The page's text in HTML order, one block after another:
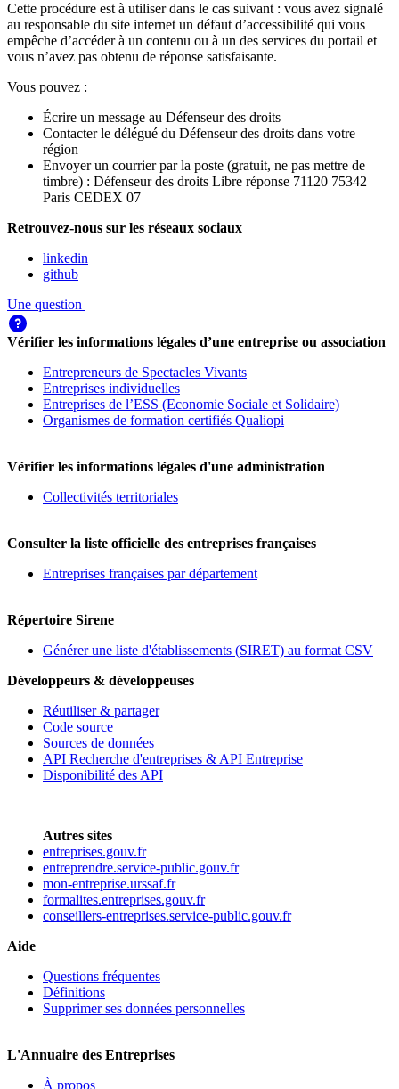
Cette procédure est à utiliser dans le cas suivant : vous avez signalé
au responsable du site internet un défaut d’accessibilité qui vous
empêche d’accéder à un contenu ou à un des services du portail et
vous n’avez pas obtenu de réponse satisfaisante.
Vous pouvez :
Écrire un message au Défenseur des droits
Contacter le délégué du Défenseur des droits dans votre
région
Envoyer un courrier par la poste (gratuit, ne pas mettre de
timbre) : Défenseur des droits Libre réponse 71120 75342
Paris CEDEX 07
Retrouvez-nous sur les réseaux sociaux
linkedin
github
Une question
Vérifier les informations légales d’une entreprise ou association
Entrepreneurs de Spectacles Vivants
Entreprises individuelles
Entreprises de l’ESS (Economie Sociale et Solidaire)
Organismes de formation certifiés Qualiopi
Vérifier les informations légales d'une administration
Collectivités territoriales
Consulter la liste officielle des entreprises françaises
Entreprises françaises par département
Répertoire Sirene
Générer une liste d'établissements (SIRET) au format CSV
Développeurs & développeuses
Réutiliser & partager
Code source
Sources de données
API Recherche d'entreprises & API Entreprise
Disponibilité des API
Autres sites
entreprises.gouv.fr
entreprendre.service-public.gouv.fr
mon-entreprise.urssaf.fr
formalites.entreprises.gouv.fr
conseillers-entreprises.service-public.gouv.fr
Aide
Questions fréquentes
Définitions
Supprimer ses données personnelles
L'Annuaire des Entreprises
À propos